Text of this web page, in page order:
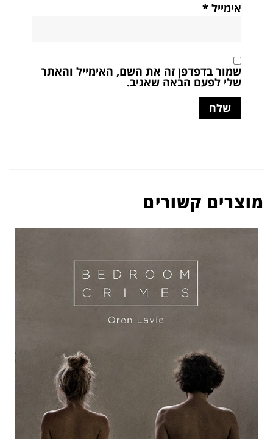
אימייל *
שמור בדפדפן זה את השם, האימייל והאתר
שלי לפעם הבאה שאגיב.
מוצרים קשורים